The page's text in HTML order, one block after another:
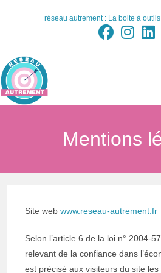
réseau autrement : La boite à
Mentions
Site webwww.reseau-autrement.fr
Selon l’article 6 de la loi n° 2004-
relevant de la confiance dans
est précisé aux visiteurs du site